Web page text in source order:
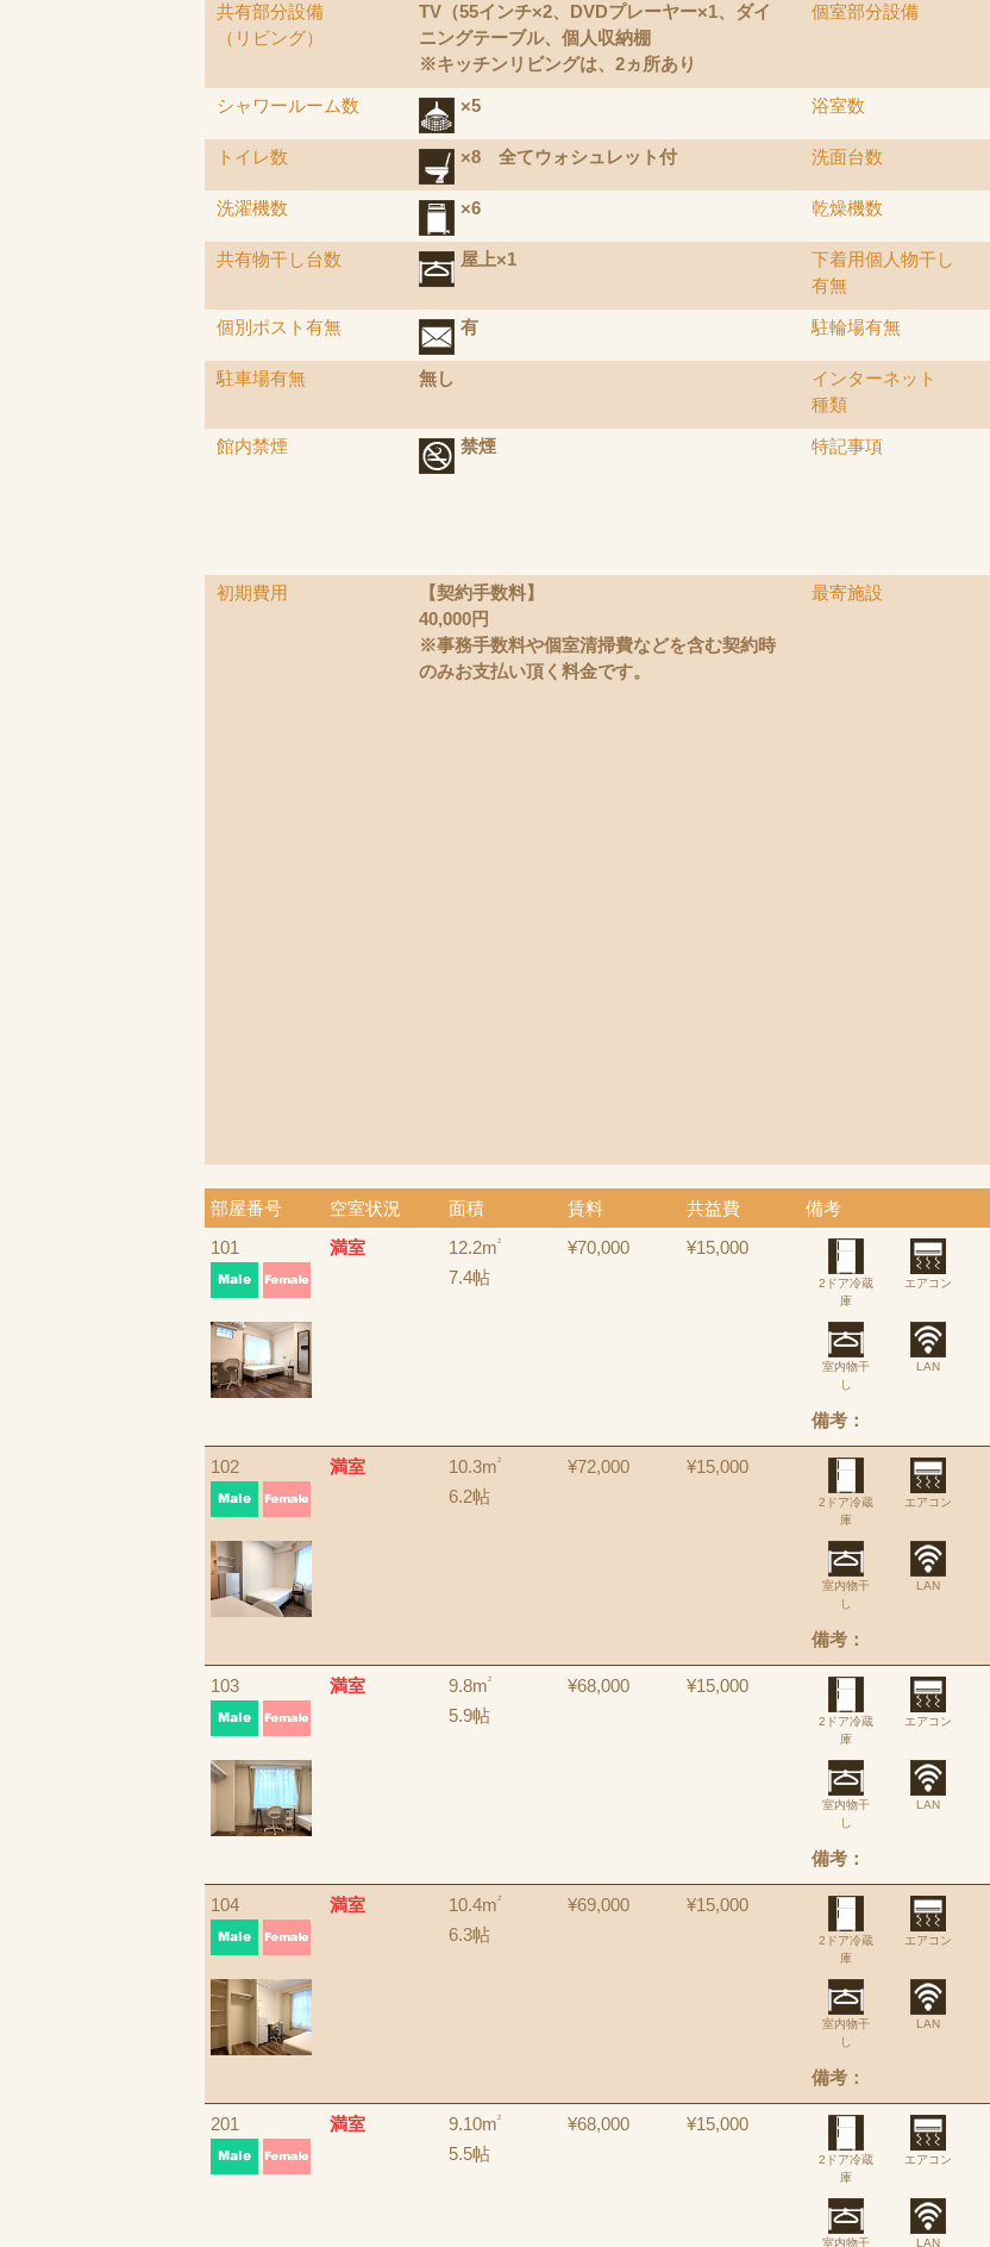
共有部分設備
（リビング）
TV（55インチ×2、DVDプレーヤー×1、ダイ
ニングテーブル、個人収納棚
※キッチンリビングは、2ヵ所あり
個室部分設備
シャワールーム数 ×5 浴室数
トイレ数 ×8 全てウォシュレット付 洗面台数
洗濯機数 ×6 乾燥機数
共有物干し台数 屋上×1
下着用個人物干し
有無
個別ポスト有無 有 駐輪場有無
駐車場有無 無し
インターネット
種類
館内禁煙 禁煙 特記事項
初期費用
【契約手数料】
40,000円
※事務手数料や個室清掃費などを含む契約時
のみお支払い頂く料金です。
最寄施設
部屋番号 空室状況 面積 賃料 共益費
備考
101
満室 12.2m2
7.4帖
¥70,000 ¥15,000
2ドア冷蔵
庫
エアコン
室内物干
し
LAN
備考：
102 満室 10.3m2
6.2帖
¥72,000 ¥15,000
2ドア冷蔵
庫
エアコン
室内物干
し
LAN
備考：
103 満室 9.8m2
5.9帖
¥68,000 ¥15,000
2ドア冷蔵
庫
エアコン
室内物干
し
LAN
備考：
104 満室 10.4m2
6.3帖
¥69,000 ¥15,000
2ドア冷蔵
庫
エアコン
室内物干
し
LAN
備考：
201 満室 9.10m2
5.5帖
¥68,000 ¥15,000
2ドア冷蔵
庫
エアコン
室内物干 LAN